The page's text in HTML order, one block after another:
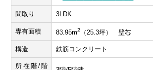
間取り 3LDK
専有面積 83.95m2 （25.3坪） 壁芯
構造 鉄筋コンクリート
所在階/階